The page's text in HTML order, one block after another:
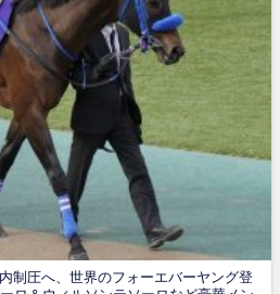
制圧へ、世界のフォーエバーヤング登